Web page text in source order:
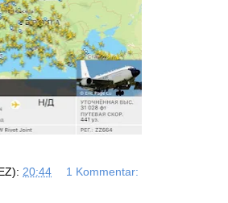
20:44 1 Kommentar: